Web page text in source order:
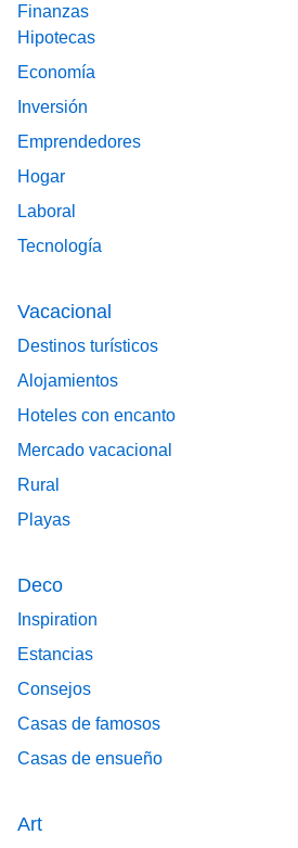
Finanzas
Hipotecas
Economía
Inversión
Emprendedores
Hogar
Laboral
Tecnología
Vacacional
Destinos turísticos
Alojamientos
Hoteles con encanto
Mercado vacacional
Rural
Playas
Deco
Inspiration
Estancias
Consejos
Casas de famosos
Casas de ensueño
Art